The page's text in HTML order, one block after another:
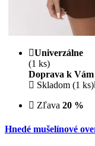
Univerzálne
(1 ks)
Doprava k Vám
Skladom (1 ks)
Zľava 20 %
Hnedé mušelínové